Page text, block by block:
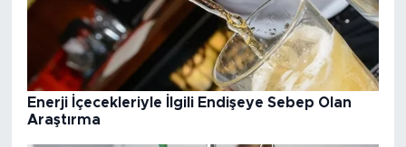
Enerji İçecekleriyle İlgili Endişeye Sebep Olan
Araştırma